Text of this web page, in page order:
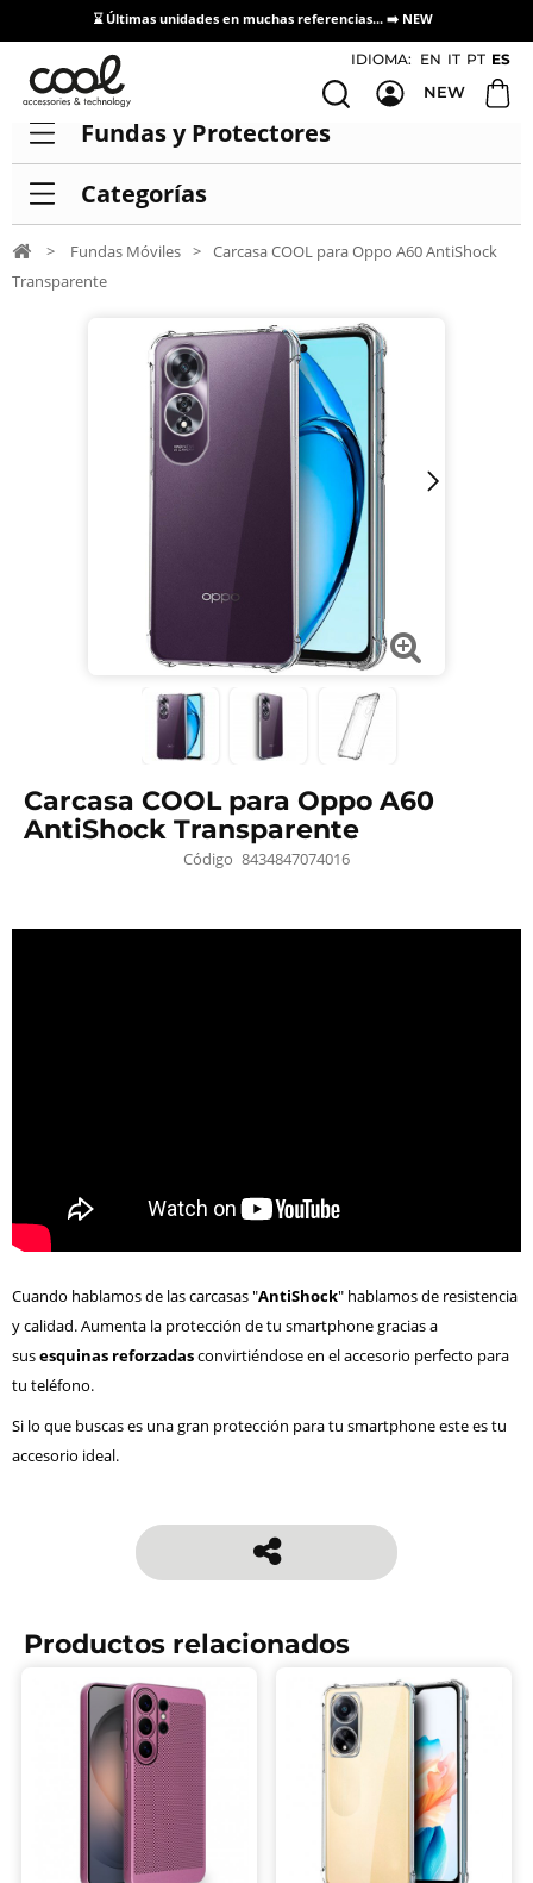
⌛ Últimas unidades en muchas referencias... ➡️ NEW
Acceso / Registro Distribuidores
IDIOMA: EN IT PT ES
NEW
Fundas y Protectores
Categorías
> Fundas Móviles > Carcasa COOL para Oppo A60 AntiShock
Transparente
Carcasa COOL para Oppo A60
AntiShock Transparente
Código 8434847074016
Cuando hablamos de las carcasas "AntiShock" hablamos de resistencia
y calidad. Aumenta la protección de tu smartphone gracias a
susesquinas reforzadasconvirtiéndose en el accesorio perfecto para
tu teléfono.
Si lo que buscas es una gran protección para tu smartphone este es tu
accesorio ideal.
Productos relacionados